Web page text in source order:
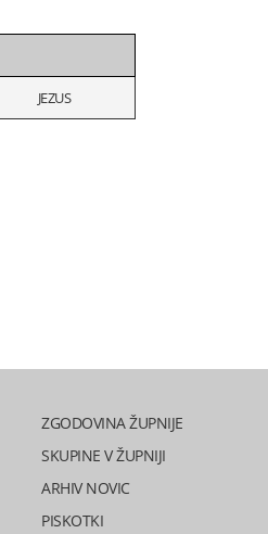
JEZUS
ZGODOVINA ŽUPNIJE
SKUPINE V ŽUPNIJI
ARHIV NOVIC
PISKOTKI